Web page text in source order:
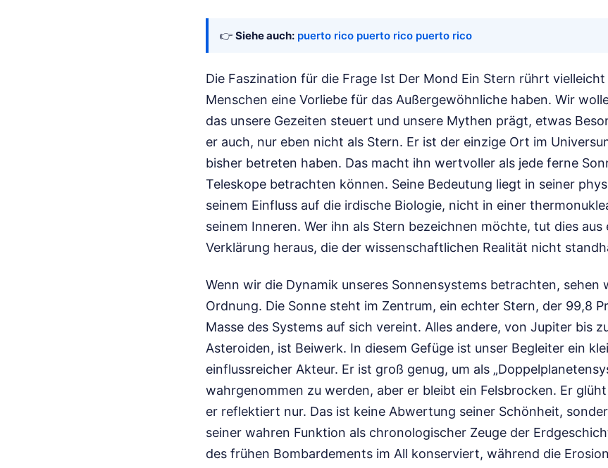
👉 Siehe auch: puerto rico puerto rico puerto rico
Die Faszination für die Frage Ist Der Mond Ein Stern rührt
Menschen eine Vorliebe für das Außergewöhnliche haben. Wir
das unsere Gezeiten steuert und unsere Mythen prägt, etwas
er auch, nur eben nicht als Stern. Er ist der einzige Ort im
bisher betreten haben. Das macht ihn wertvoller als jede ferne
Teleskope betrachten können. Seine Bedeutung liegt in seiner
seinem Einfluss auf die irdische Biologie, nicht in einer
seinem Inneren. Wer ihn als Stern bezeichnen möchte, tut dies aus
Verklärung heraus, die der wissenschaftlichen Realität nicht
Wenn wir die Dynamik unseres Sonnensystems betrachten, sehen
Ordnung. Die Sonne steht im Zentrum, ein echter Stern, der 99,8
Masse des Systems auf sich vereint. Alles andere, von Jupiter bis
Asteroiden, ist Beiwerk. In diesem Gefüge ist unser Begleiter ein
einflussreicher Akteur. Er ist groß genug, um als
wahrgenommen zu werden, aber er bleibt ein Felsbrocken. Er
er reflektiert nur. Das ist keine Abwertung seiner Schönheit,
seiner wahren Funktion als chronologischer Zeuge der
des frühen Bombardements im All konserviert, während die